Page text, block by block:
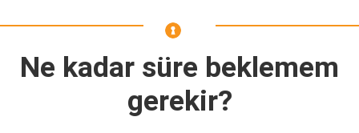
Ne kadar süre beklemem
gerekir?